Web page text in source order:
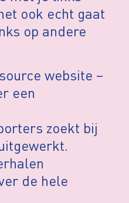
ook echt gaat
op andere
website –
een
zoekt bij
de hele